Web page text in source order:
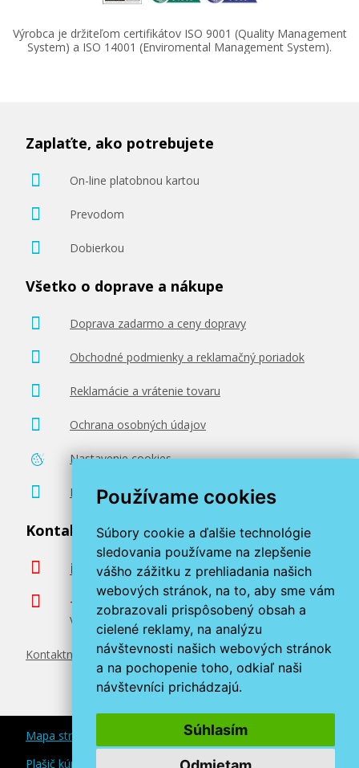
Používame cookies
Súbory cookie a ďalšie technológie
sledovania používame na zlepšenie
vášho zážitku z prehliadania našich
webových stránok, na to, aby sme vám
zobrazovali prispôsobený obsah a
cielené reklamy, na analýzu
návštevnosti našich webových stránok
a na pochopenie toho, odkiaľ naši
návštevníci prichádzajú.
Súhlasím
Výrobca je držiteľom certifikátov ISO 9001 (Quality Management
System) a ISO 14001 (Enviromental Management System).
Zaplaťte, ako potrebujete
On-line platobnou kartou
Prevodom
Dobierkou
Všetko o doprave a nákupe
Doprava zadarmo a ceny dopravy
Obchodné podmienky a reklamačný poriadok
Reklamácie a vrátenie tovaru
Ochrana osobných údajov
Nastavenie cookies
Poradenstvo zadarmo
Kontaktujte nás
info@miroluk.sk
+420 377 222 313
Volajte v pracovné dni od 8. do 17. hod.
Kontaktné údaje
Mapa stránok
Plašič kún a myší